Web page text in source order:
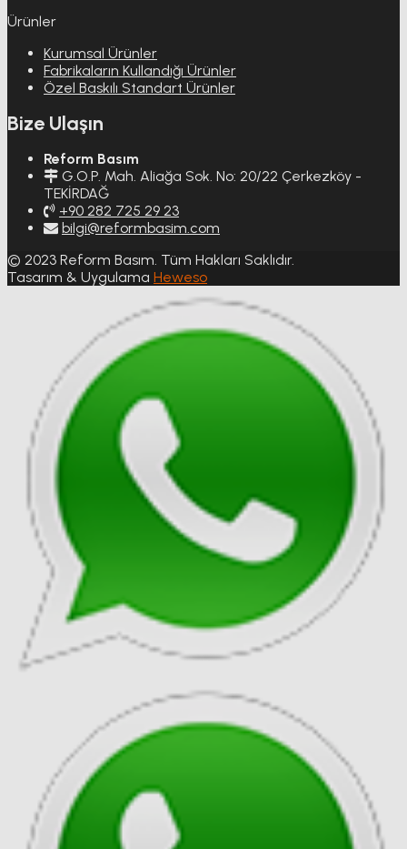
Ürünler
Kurumsal Ürünler
Fabrikaların Kullandığı Ürünler
Özel Baskılı Standart Ürünler
Bize Ulaşın
Reform Basım
G.O.P. Mah. Aliağa Sok. No: 20/22 Çerkezköy -
TEKİRDAĞ
+90 282 725 29 23
bilgi@reformbasim.com
© 2023 Reform Basım. Tüm Hakları Saklıdır.
Tasarım & Uygulama Heweso